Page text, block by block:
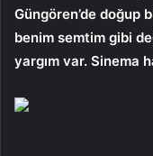
Güngören’de doğup
benim semtim gibi
yargım var. Sinema